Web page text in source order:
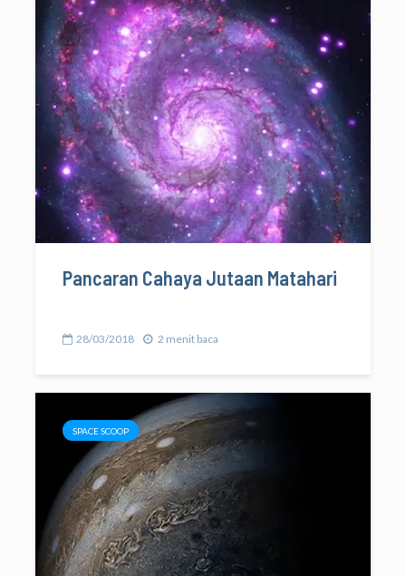
Pancaran Cahaya Jutaan Matahari
28/03/2018 2 menit baca
SPACE SCOOP